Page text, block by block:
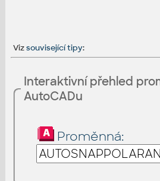
Vizsouvisející tipy:
Interaktivní přehled
AutoCADu
Proměnná: